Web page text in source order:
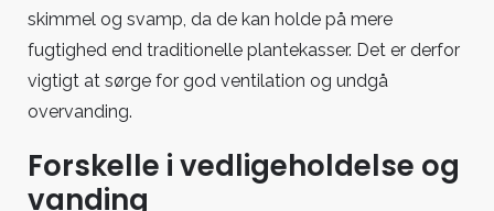
skimmel og svamp, da de kan holde på mere
fugtighed end traditionelle plantekasser. Det er derfor
vigtigt at sørge for god ventilation og undgå
overvanding.
Forskelle i vedligeholdelse og
vanding